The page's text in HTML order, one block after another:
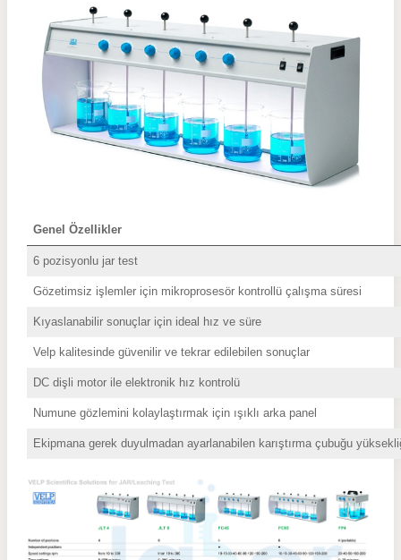
Genel Özellikler
6 pozisyonlu jar test
Gözetimsiz işlemler için mikroprosesör kontrollü çalışma süresi
Kıyaslanabilir sonuçlar için ideal hız ve süre
Velp kalitesinde güvenilir ve tekrar edilebilen sonuçlar
DC dişli motor ile elektronik hız kontrolü
Numune gözlemini kolaylaştırmak için ışıklı arka panel
Ekipmana gerek duyulmadan ayarlanabilen karıştırma çubuğu